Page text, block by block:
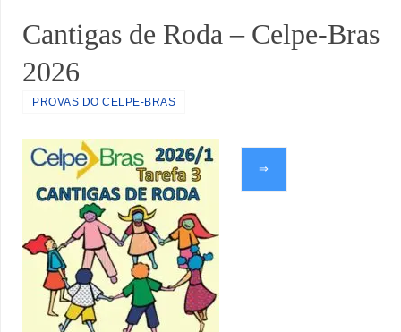
Cantigas de Roda – Celpe-Bras
2026
PROVAS DO CELPE-BRAS
⇒